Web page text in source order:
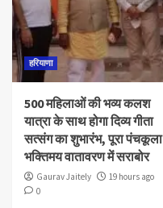
हरियाणा
500 महिलाओं की भव्य कलश
यात्रा के साथ होगा दिव्य गीता
सत्संग का शुभारंभ, पूरा पंचकूला
भक्तिमय वातावरण में सराबोर
Gaurav Jaitely
19 hours ago
0